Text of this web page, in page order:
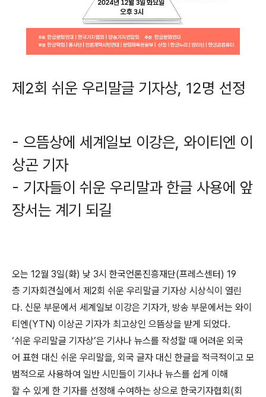
제2회 쉬운 우리말글 기자상, 12명 선정
- 으뜸상에 세계일보 이강은, 와이티엔 이
상곤 기자
- 기자들이 쉬운 우리말과 한글 사용에 앞
장서는 계기 되길
오는 12월 3일(화) 낮 3시 한국언론진흥재단(프레스센터) 19
층 기자회견실에서 제2회 쉬운 우리말글 기자상 시상식이 열린
다. 신문 부문에서 세계일보 이강은 기자가, 방송 부문에서는 와이
티엔(YTN) 이상곤 기자가 최고상인 으뜸상을 받게 되었다.
‘쉬운 우리말글 기자상’은 기사나 뉴스를 작성할 때 어려운 외국
어 표현 대신 쉬운 우리말을, 외국 글자 대신 한글을 적극적이고 모
범적으로 사용하여 일반 시민들이 기사나 뉴스를 쉽게 이해
할 수 있게 한 기자를 선정해 수여하는 상으로 한국기자협회(회